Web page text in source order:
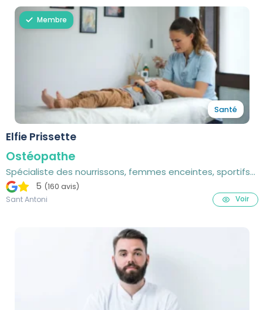
Membre
Santé
Elfie Prissette
Ostéopathe
Spécialiste des nourrissons, femmes enceintes, sportifs
et adult
5 (160 avis)
Sant Antoni
Voir